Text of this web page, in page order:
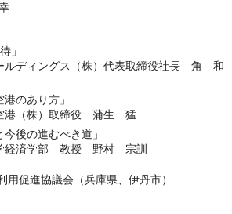
」
ルディングス（株）代表取締役社長 角 和
港のあり方」
港（株）取締役 蒲生 猛
今後の進むべき道」
経済学部 教授 野村 宗訓
用促進協議会（兵庫県、伊丹市）